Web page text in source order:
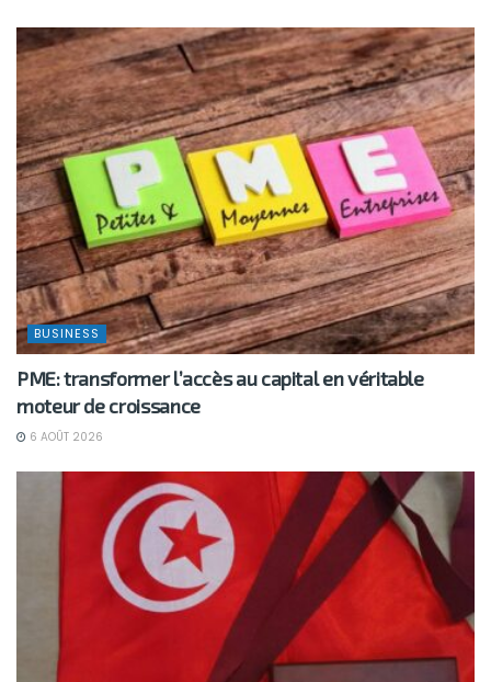
BUSINESS
PME: transformer l’accès au capital en véritable
moteur de croissance
6 AOÛT 2026